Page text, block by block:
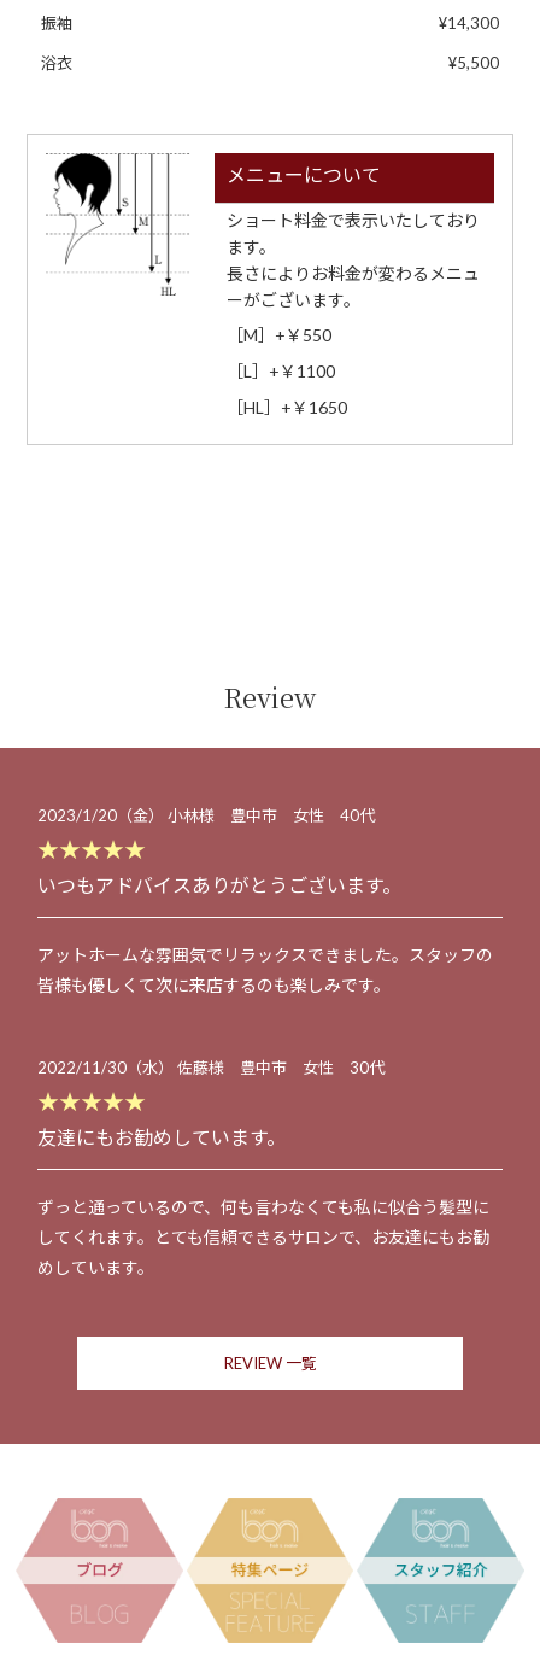
振袖 ¥14,300
浴衣 ¥5,500
メニューについて
ショート料金で表示いたしており
ます。
長さによりお料金が変わるメニュ
ーがございます。
［M］+￥550
［L］+￥1100
［HL］+￥1650
Review
2023/1/20（金） 小林様 豊中市 女性 40代
★★★★★
いつもアドバイスありがとうございます。
アットホームな雰囲気でリラックスできました。スタッフの
皆様も優しくて次に来店するのも楽しみです。
2022/11/30（水） 佐藤様 豊中市 女性 30代
★★★★★
友達にもお勧めしています。
ずっと通っているので、何も言わなくても私に似合う髪型に
してくれます。とても信頼できるサロンで、お友達にもお勧
めしています。
REVIEW 一覧